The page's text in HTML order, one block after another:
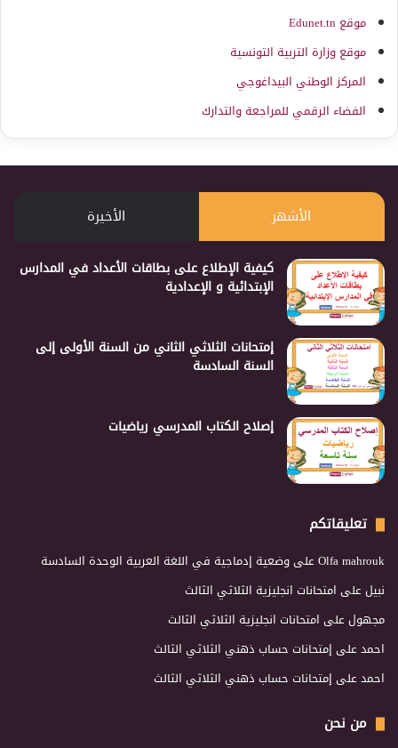
موقع Edunet.tn
موقع وزارة التربية التونسية
المركز الوطني البيداغوجي
الفضاء الرقمي للمراجعة والتدارك
الأشهر الأخيرة
كيفية الإطلاع على بطاقات الأعداد في المدارس
الإبتدائية و الإعدادية
إمتحانات الثلاثي الثاني من السنة الأولى إلى
السنة السادسة
إصلاح الكتاب المدرسي رياضيات
تعليقاتكم
Olfa mahroukعلى وضعية إدماجية في اللغة العربية الوحدة السادسة
نبيلعلى امتحانات انجليزية الثلاثي الثالث
مجهولعلى امتحانات انجليزية الثلاثي الثالث
احمدعلى إمتحانات حساب ذهني الثلاثي الثالث
احمدعلى إمتحانات حساب ذهني الثلاثي الثالث
من نحن